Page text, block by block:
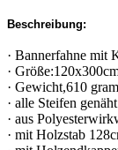
Beschreibung:
· Bannerfahne mit
·
· Gewicht,610
· alle Steifen genäht
· aus
· mit Holzstab